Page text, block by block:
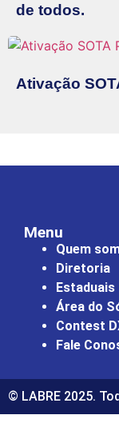
de todos.
Ativação
Menu
Quem
Diretoria
Estaduais
Área do
Contest
Fale
© LABRE 2025.